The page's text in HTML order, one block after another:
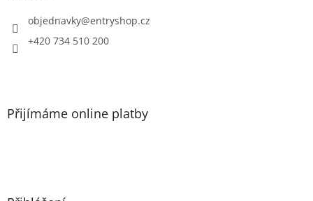
objednavky@entryshop.cz
+420 734 510 200
Přijímáme online platby